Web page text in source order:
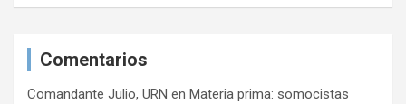
Comentarios
Comandante Julio, URN en Materia prima: somocistas